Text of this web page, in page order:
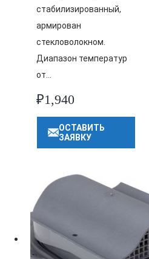
стабилизированный,
армирован
стекловолокном.
Диапазон температур
от…
₽1,940
ОСТАВИТЬ
ЗАЯВКУ